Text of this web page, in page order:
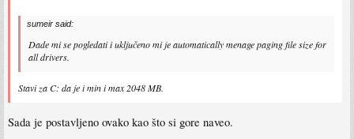
sumeir said:
Dade mi se pogledati i uključeno mi je automatically menage paging file size for
all drivers.
Stavi za C: da je i min i max 2048 MB.
Sada je postavljeno ovako kao što si gore naveo.